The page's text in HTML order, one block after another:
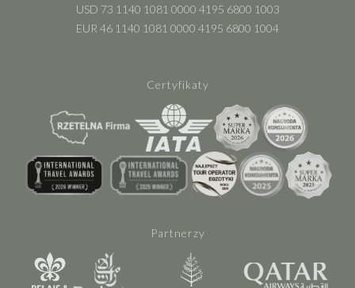
USD 73 1140 1081 0000 4195 6800 1003
EUR 46 1140 1081 0000 4195 6800 1004
Certyfikaty
Partnerzy